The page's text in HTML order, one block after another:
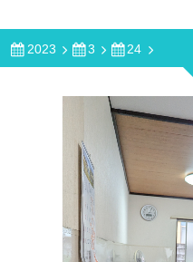
2023 3 24